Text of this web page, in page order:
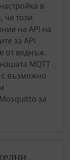
в
че този
на API на
за API
от веднъж.
MQTT
с възможно
за